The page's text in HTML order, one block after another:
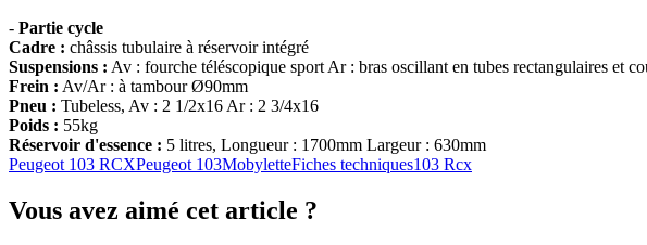
- Partie cycle
Cadre : châssis tubulaire à réservoir intégré
Suspensions : Av : fourche téléscopique sport Ar : bras oscillant en tubes rectangulaires et
Frein : Av/Ar : à tambour Ø90mm
Pneu : Tubeless, Av : 2 1/2x16 Ar : 2 3/4x16
Poids : 55kg
Réservoir d'essence : 5 litres, Longueur : 1700mm Largeur : 630mm
Peugeot 103 RCXPeugeot 103MobyletteFiches techniques103 Rcx
Vous avez aimé cet article ?